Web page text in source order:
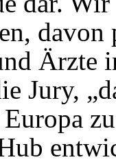
Ärzte
Jury,